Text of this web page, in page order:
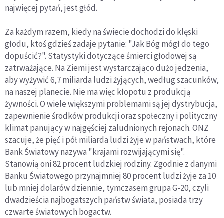
najwięcej pytań, jest głód.
Za każdym razem, kiedy na świecie dochodzi do klęski
głodu, ktoś gdzieś zadaje pytanie: "Jak Bóg mógł do tego
dopuścić?". Statystyki dotyczące śmierci głodowej są
zatrważające. Na Ziemi jest wystarczająco dużo jedzenia,
aby wyżywić 6,7 miliarda ludzi żyjących, według szacunków,
na naszej planecie. Nie ma więc kłopotu z produkcją
żywności. O wiele większymi problemami są jej dystrybucja,
zapewnienie środków produkcji oraz społeczny i polityczny
klimat panujący w najgęściej zaludnionych rejonach. ONZ
szacuje, że pięć i pół miliarda ludzi żyje w państwach, które
Bank Światowy nazywa "krajami rozwijającymi się".
Stanowią oni 82 procent ludzkiej rodziny. Zgodnie z danymi
Banku Światowego przynajmniej 80 procent ludzi żyje za 10
lub mniej dolarów dziennie, tymczasem grupa G-20, czyli
dwadzieścia najbogatszych państw świata, posiada trzy
czwarte światowych bogactw.